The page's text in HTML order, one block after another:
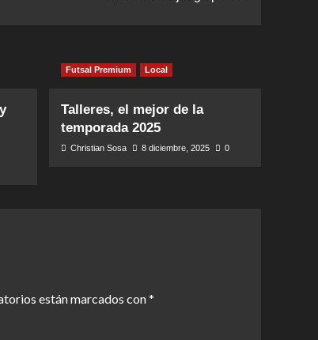
Futsal Premium Local
Talleres, el mejor de la
temporada 2025
Christian Sosa 8 diciembre, 2025 0
están marcados con*